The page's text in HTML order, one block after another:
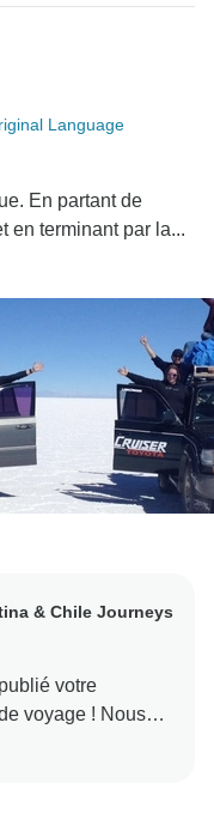
Language
En partant de
en terminant par la...
& Chile Journeys
votre
voyage ! Nous
participé à cette